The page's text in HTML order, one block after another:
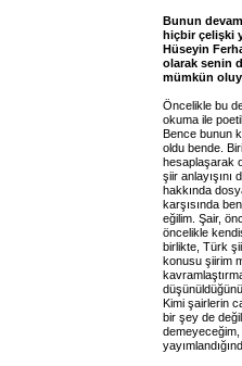
Bunun
hiçbir çelişki
Hüseyin
olarak senin
mümkün
Öncelikle bu
okuma ile
Bence bunun
oldu bende.
hesaplaşarak
şiir
hakkında
karşısında
eğilim. Şair,
öncelikle
birlikte, Türk
konusu şiirim
Kimi şairlerin
bir şey de